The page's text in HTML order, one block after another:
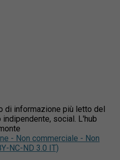
di informazione più letto del
social. L'hub
- Non commerciale - Non
NC-ND 3.0 IT)